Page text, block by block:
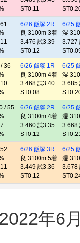
ST0.11
6/26 飯塚 2R
良 3100m 3着
3.476 試3.39
ST0.12
6/25
湿
3.727
36
6/26 飯塚 1R
良 3100m 4着
3.468 試3.40
ST0.08
6/25
湿
3.685
/ 55
6/26 飯塚 2R
良 3100m 4着
3.460 試3.35
ST0.12
6/25
湿
3.668
6/26 飯塚 3R
良 3100m 5着
3.449 試3.36
ST0.12
6/25
湿
3.678
年6